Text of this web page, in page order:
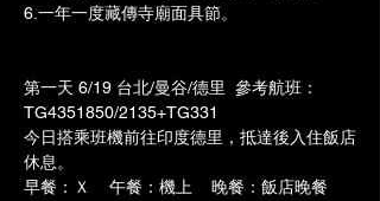
6.一年一度藏傳寺廟面具節。
第一天 6/19 台北/曼谷/德里  參考航班：
TG4351850/2135+TG331
今日搭乘班機前往印度德里，抵達後入住飯店
休息。
早餐：Ｘ    午餐：機上    晚餐：飯店晚餐